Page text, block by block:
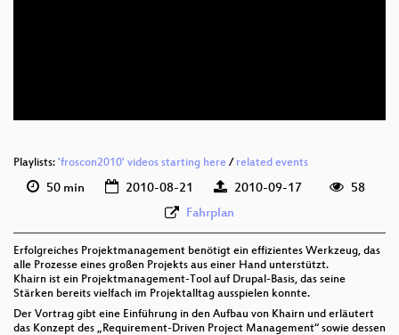
Playlists: 'froscon2010' videos starting here / related events
50 min 2010-08-21 2010-09-17
58
Fahrplan
Erfolgreiches Projektmanagement benötigt ein effizientes Werkzeug, das
alle Prozesse eines großen Projekts aus einer Hand unterstützt.
Khairn ist ein Projektmanagement-Tool auf Drupal-Basis, das seine
Stärken bereits vielfach im Projektalltag ausspielen konnte.
Der Vortrag gibt eine Einführung in den Aufbau von Khairn und erläutert
das Konzept des „Requirement-Driven Project Management“ sowie dessen